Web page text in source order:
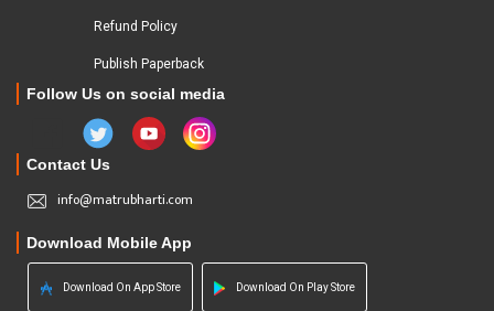
Refund Policy
Publish Paperback
Follow Us on social media
Contact Us
info@matrubharti.com
Download Mobile App
Download On App Store Download On Play Store